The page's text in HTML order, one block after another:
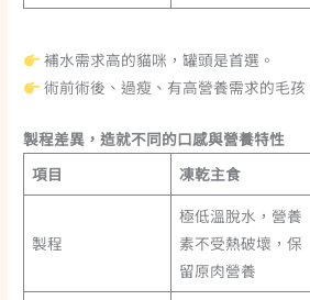
補水需求高的貓咪，罐頭是首選。
術前術後、過瘦、有高營養需求的毛孩
製程差異，造就不同的口感與營養特性
項目
凍乾主食
製程
極低溫脫水，營養
素不受熱破壞，保
留原肉營養